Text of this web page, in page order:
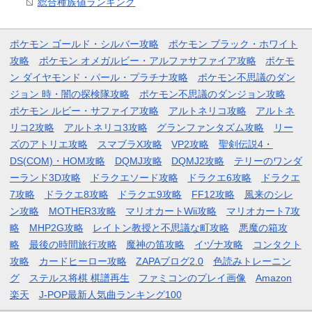
総合種族値ランキング
ポケモン ゴールド・シルバー攻略
ポケモン ブラック・ホワイト
攻略
ポケモン オメガルビー・アルファサファイア攻略
ポケモ
ン ダイヤモンド・パール・プラチナ攻略
ポケモン不思議のダン
ジョン 時・闇の探検隊攻略
ポケモン不思議のダンジョン攻略
ポケモン ルビー・サファイア攻略
アルトネリコ攻略
アルトネ
リコ2攻略
アルトネリコ3攻略 グランファンタズム攻略
リー
ズのアトリエ攻略
スマブラX攻略 VP2攻略
聖剣伝説4・
DS(COM)・HOM攻略
DQMJ攻略 DQMJ2攻略
テリーのワンダ
ーランド3D攻略
ドラクエソード攻略 ドラクエ6攻略
ドラクエ
7攻略
ドラクエ8攻略 ドラクエ9攻略 FF12攻略
風来のシレ
ン攻略
MOTHER3攻略 マリオカートWii攻略
マリオカート7攻
略
MHP2G攻略 レイトン教授と不思議な町攻略
悪魔の箱攻
略
最後の時間旅行攻略 魔神の笛攻略 イヅナ攻略
コンタクト
攻略
カードヒーロー攻略 ZAPAブログ2.0
色読みトレーニン
グ
ステルス将棋 棋譜再生 ファミコンのプレイ画像
Amazon
楽天
J-POP最新人気曲ランキング100